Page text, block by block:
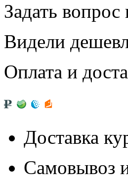
Задать
Видели
Оплата и
Доставка
Самовывоз